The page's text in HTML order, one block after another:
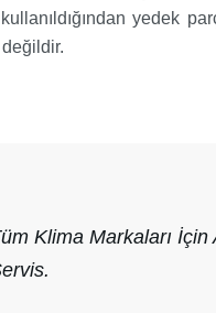
yedek
Klima Markaları